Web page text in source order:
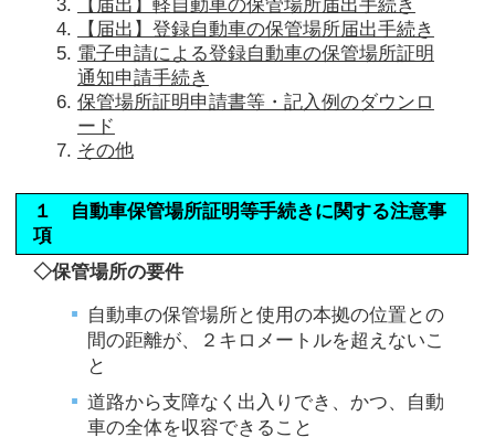
【届出】軽自動車の保管場所届出手続き
【届出】登録自動車の保管場所届出手続き
電子申請による登録自動車の保管場所証明
通知申請手続き
保管場所証明申請書等・記入例のダウンロ
ード
その他
１ 自動車保管場所証明等手続きに関する注意事
項
◇保管場所の要件
自動車の保管場所と使用の本拠の位置との
間の距離が、２キロメートルを超えないこ
と
道路から支障なく出入りでき、かつ、自動
車の全体を収容できること